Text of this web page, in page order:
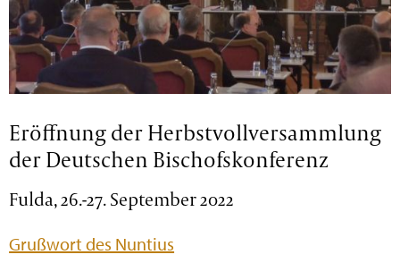
Eröffnung der Herbstvollversammlung
der Deutschen Bischofskonferenz
Fulda, 26.-27. September 2022
Grußwort des Nuntius